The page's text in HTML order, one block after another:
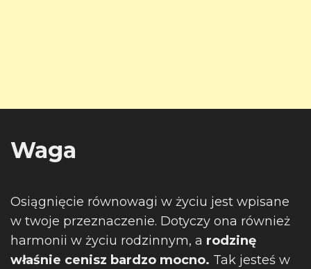
Waga
Osiągnięcie równowagi w życiu jest wpisane
w twoje przeznaczenie. Dotyczy ona również
harmonii w życiu rodzinnym, a rodzinę
właśnie cenisz bardzo mocno. Tak jesteś w